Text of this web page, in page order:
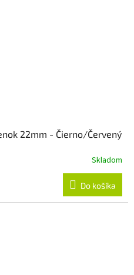
22mm - Čierno/Červený
Skladom
Do košíka